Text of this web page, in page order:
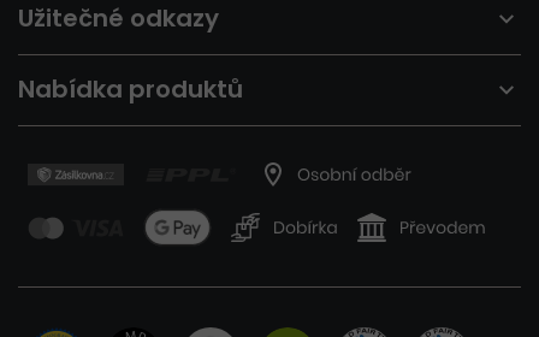
Užitečné odkazy
Nabídka produktů